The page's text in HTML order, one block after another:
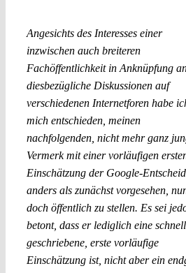
Angesichts des Interesses einer
inzwischen auch breiteren
Fachöffentlichkeit in Anknüpfung
diesbezügliche Diskussionen auf
verschiedenen Internetforen habe
mich entschieden, meinen
nachfolgenden, nicht mehr ganz
Vermerk mit einer vorläufigen
Einschätzung der Google-
anders als zunächst vorgesehen,
doch öffentlich zu stellen. Es sei
betont, dass er lediglich eine schnell
geschriebene, erste vorläufige
Einschätzung ist, nicht aber ein